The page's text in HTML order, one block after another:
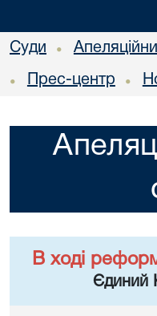
Суди •
• Прес-центр •
В ході
Єдиний